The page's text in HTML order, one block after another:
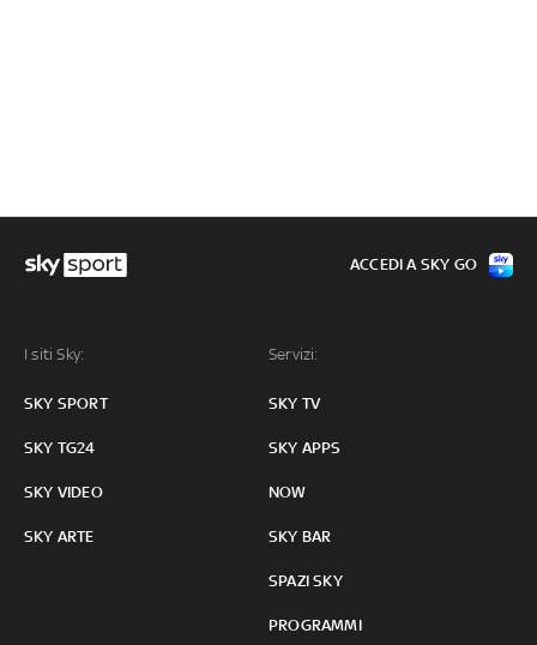
I siti Sky:
SKY SPORT
SKY TG24
SKY VIDEO
SKY ARTE
Servizi:
SKY TV
SKY APPS
NOW
SKY BAR
SPAZI SKY
PROGRAMMI
ACCEDI A SKY GO